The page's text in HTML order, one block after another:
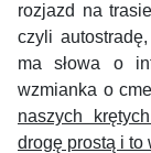
rozjazd na
czyli
ma słowa o
wzmianka o
naszych
drogę prostą i to